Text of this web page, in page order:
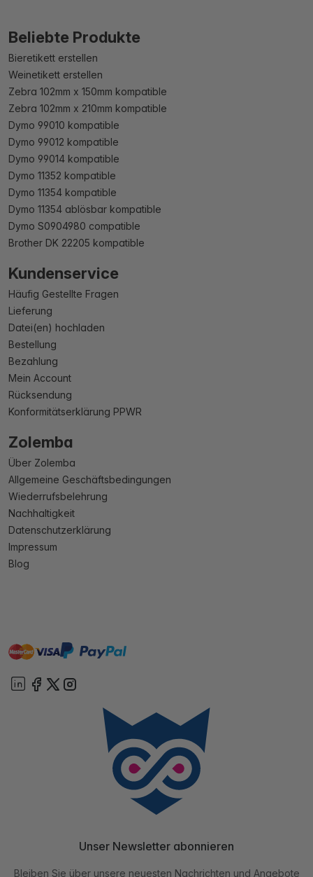
Beliebte Produkte
Bieretikett erstellen
Weinetikett erstellen
Zebra 102mm x 150mm kompatible
Zebra 102mm x 210mm kompatible
Dymo 99010 kompatible
Dymo 99012 kompatible
Dymo 99014 kompatible
Dymo 11352 kompatible
Dymo 11354 kompatible
Dymo 11354 ablösbar kompatible
Dymo S0904980 compatible
Brother DK 22205 kompatible
Kundenservice
Häufig Gestellte Fragen
Lieferung
Datei(en) hochladen
Bestellung
Bezahlung
Mein Account
Rücksendung
Konformitätserklärung PPWR
Zolemba
Über Zolemba
Allgemeine Geschäftsbedingungen
Wiederrufsbelehrung
Nachhaltigkeit
Datenschutzerklärung
Impressum
Blog
mastervisa paypal
Unser Newsletter abonnieren
Bleiben Sie über unsere neuesten Nachrichten und Angebote